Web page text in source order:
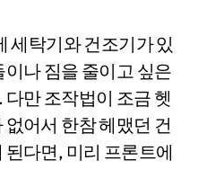
세탁기와 건조기가 있
나 짐을 줄이고 싶은
만 조작법이 조금 헷
어서 한참 헤맸던 건
다면, 미리 프론트에